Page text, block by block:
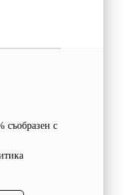
съобразен с